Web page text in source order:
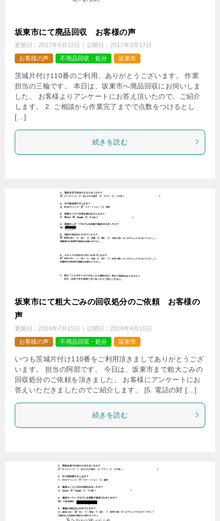
坂東市にて廃品回収 お客様の声
更新日： 2017年6月22日 公開日： 2017年3月17日
お客様の声
不用品回収・処分 坂東市
茨城片付け110番のご利用、ありがとうございます。 作業
担当の三輪です。 本日は、坂東市へ廃品回収にお伺いしま
した。 お客様よりアンケートにお答え頂いたので、ご紹介
します。 2. ご相談から作業完了までで点数をつけるとし
[…]
続きを読む
坂東市にて粗大ごみの回収処分のご依頼 お客様の
声
更新日： 2016年7月15日 公開日： 2016年4月16日
お客様の声
不用品回収・処分 坂東市
いつも茨城片付け110番をご利用頂きましてありがとうござ
います。 担当の阿部です。 今日は、坂東市まで粗大ごみの
回収処分のご依頼を頂きました。 お客様にアンケートにお
答えいただきましたのでご紹介します。 [5. 電話の対 […]
続きを読む